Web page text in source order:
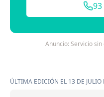
93
Anuncio: Servicio
ÚLTIMA EDICIÓN EL 13 DE